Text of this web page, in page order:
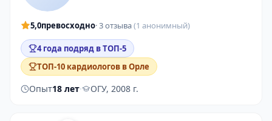
5,0превосходно· 3 отзыва(1 анонимный)
4 года подряд в ТОП-5
ТОП-10 кардиологов в Орле
Опыт18 лет· ОГУ, 2008 г.